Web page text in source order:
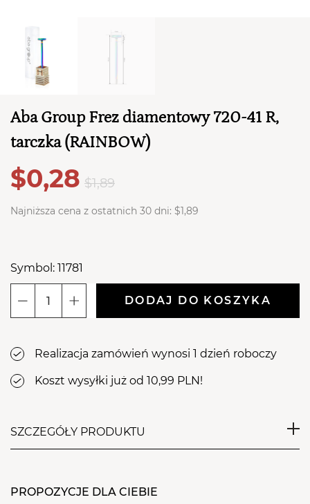
Aba Group Frez diamentowy 720-41 R,
tarczka (RAINBOW)
$0,28 $1,89
Najniższa cena z ostatnich 30 dni: $1,89
Symbol: 11781
Frez
diamentowy
720-
R,
DODAJ DO KOSZYKA
Realizacja zamówień wynosi 1 dzień roboczy
Koszt wysyłki już od 10,99 PLN!
SZCZEGÓŁY PRODUKTU
nierdzewnej z nasypem diamentowo-kobaltowym.
PROPOZYCJE DLA CIEBIE